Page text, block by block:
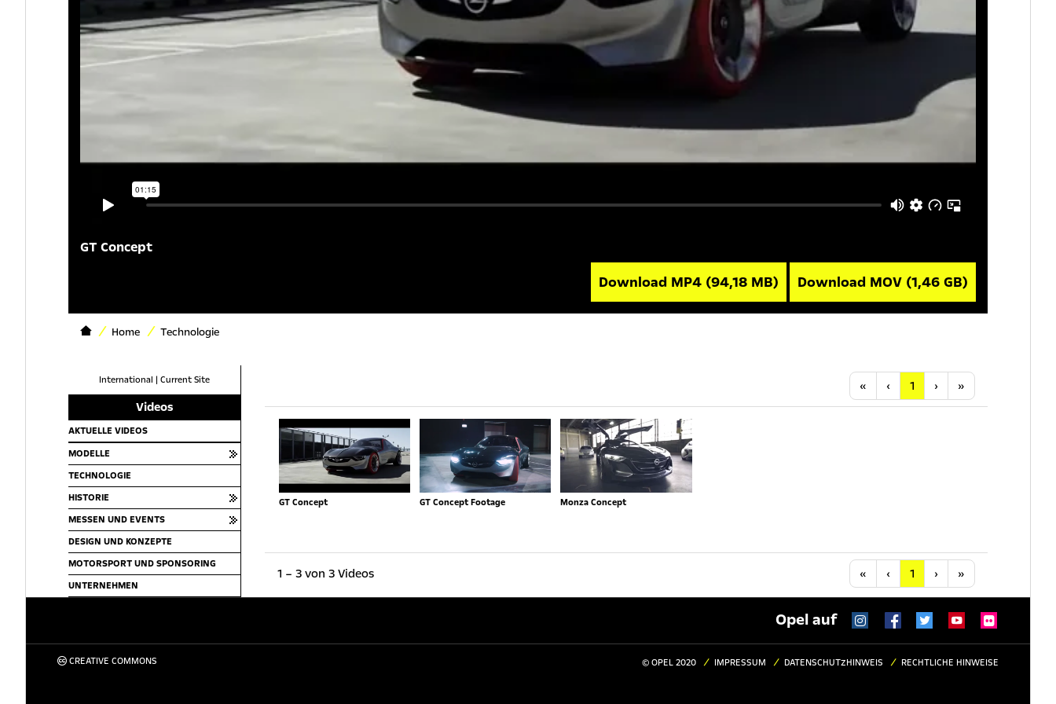
GT Concept
Download MP4 (94,18 MB) Download MOV (1,46 GB)
Home Technologie
International | Current Site
Videos
AKTUELLE VIDEOS
MODELLE
TECHNOLOGIE
HISTORIE
MESSEN UND EVENTS
DESIGN UND KONZEPTE
MOTORSPORT UND SPONSORING
UNTERNEHMEN
« Anfang
‹ Vorherige
1 ›Nächste
»
GT Concept GT Concept Footage Monza Concept
1 – 3 von 3 Videos « Anfang
‹ Vorherige
1 ›Nächste
»
Opel auf
CREATIVE COMMONS © OPEL 2020 IMPRESSUM DATENSCHUTZHINWEIS RECHTLICHE HINWEISE